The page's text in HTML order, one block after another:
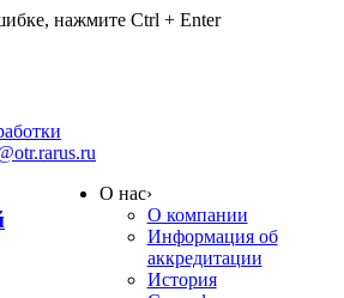
нажмите Ctrl + Enter
О нас›
О компании
Информация об
аккредитации
История